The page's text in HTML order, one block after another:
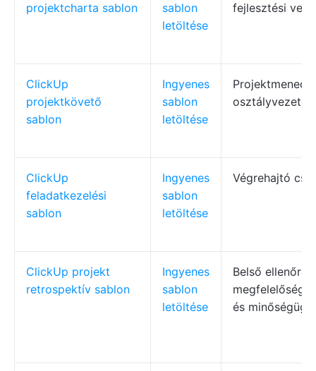
projektcharta sablon
sablon
letöltése
fejlesztési
ClickUp
projektkövető
sablon
Ingyenes
sablon
letöltése
osztályvezetők
ClickUp
feladatkezelési
sablon
Ingyenes
sablon
letöltése
Végrehajtó
ClickUp projekt
retrospektív sablon
Ingyenes
sablon
letöltése
Belső
megfelelőségi
és